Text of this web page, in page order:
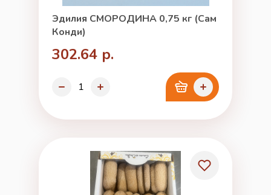
Эдилия СМОРОДИНА 0,75 кг (Сам
Конди)
302.64 р.